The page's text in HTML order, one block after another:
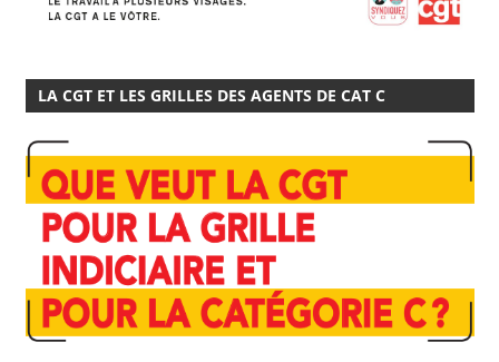
LA CGT ET LES GRILLES DES AGENTS DE CAT C